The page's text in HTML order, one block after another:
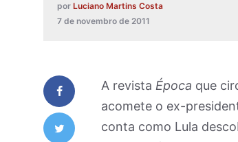
por Luciano Martins Costa
7 de novembro de 2011
A revista Época que
acomete o ex-
conta como Lula